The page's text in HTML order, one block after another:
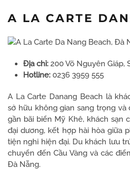
A LA CARTE
Địa chỉ: 200 Võ Nguyên Giáp,
Hotline: 0236 3959 555
A La Carte Danang Beach là
sở hữu không gian sang trọng và
gần bãi biển Mỹ Khê, khách sạn
đại dương, kết hợp hài hòa giữa
tiện nghi hiện đại. Du khách lưu
chuyển đến Cầu Vàng và các
Đà Nẵng.